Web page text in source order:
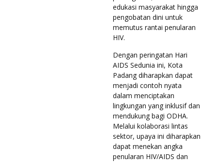
edukasi masyarakat hingga
pengobatan dini untuk
memutus rantai penularan
HIV.
Dengan peringatan Hari
AIDS Sedunia ini, Kota
Padang diharapkan dapat
menjadi contoh nyata
dalam menciptakan
lingkungan yang inklusif dan
mendukung bagi ODHA.
Melalui kolaborasi lintas
sektor, upaya ini diharapkan
dapat menekan angka
penularan HIV/AIDS dan